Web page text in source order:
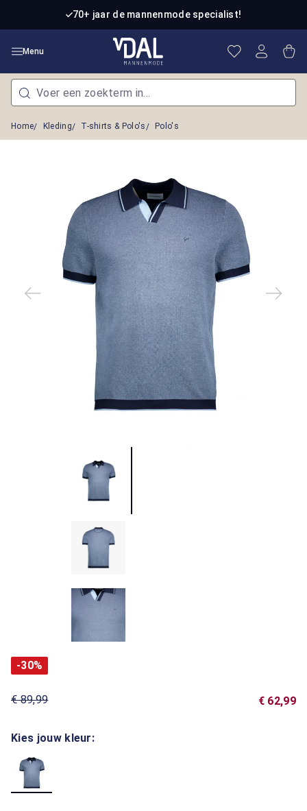
Ga naar de hoofdinhoud70+ jaar de mannenmode specialist!
Menu Je hebt 0
Home Kleding T-shirts & Polo's Polo's
-30%
€ 89,99 € 62,99
Kies jouw kleur: